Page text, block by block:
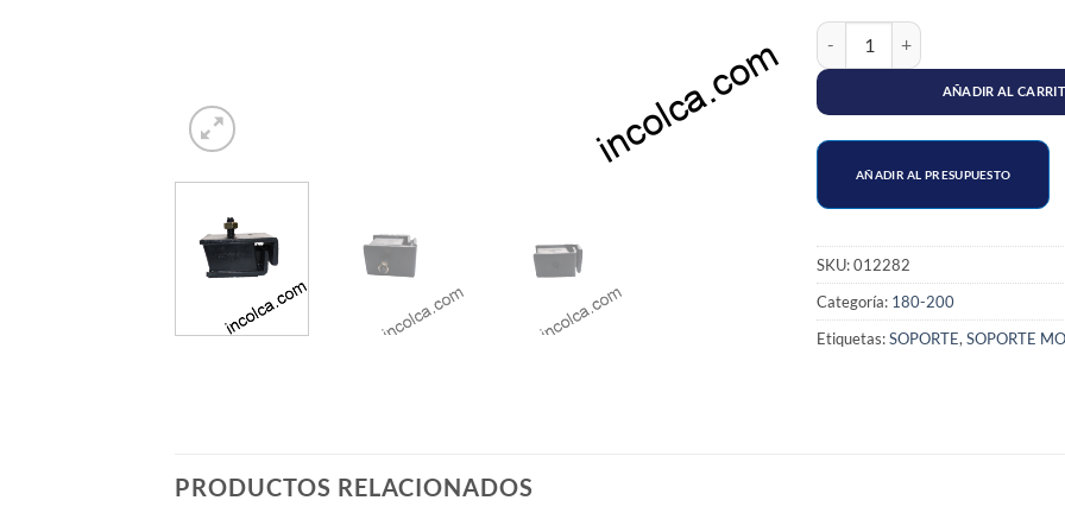
SOPORTE MOTOR
AÑADIR AL
AÑADIR AL PRESUPUESTO
SKU:012282
Categoría: 180-200
Etiquetas:SOPORTE, SOPORTE
PRODUCTOS RELACIONADOS